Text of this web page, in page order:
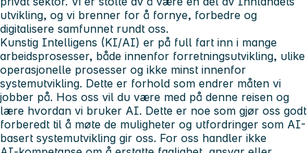
utvikling, og vi brenner for å fornye, forbedre og
digitalisere samfunnet rundt oss.
Kunstig Intelligens (KI/AI) er på full fart inn i mange
arbeidsprosesser, både innenfor forretningsutvikling, ulike
operasjonelle prosesser og ikke minst innenfor
systemutvikling. Dette er forhold som endrer måten vi
jobber på. Hos oss vil du være med på denne reisen og
lære hvordan vi bruker AI. Dette er noe som gjør oss godt
forberedt til å møte de muligheter og utfordringer som AI-
basert systemutvikling gir oss. For oss handler ikke